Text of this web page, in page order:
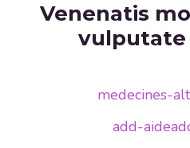
Venenatis
medecines-
add-